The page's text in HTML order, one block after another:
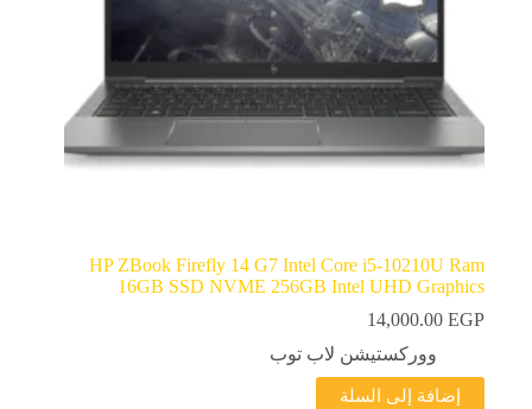
HP ZBook Firefly 14 G7 Intel Core i5-10210U Ram
16GB SSD NVME 256GB Intel UHD Graphics
14,000.00 EGP
ووركستيشن لاب توب
إضافة إلى السلة